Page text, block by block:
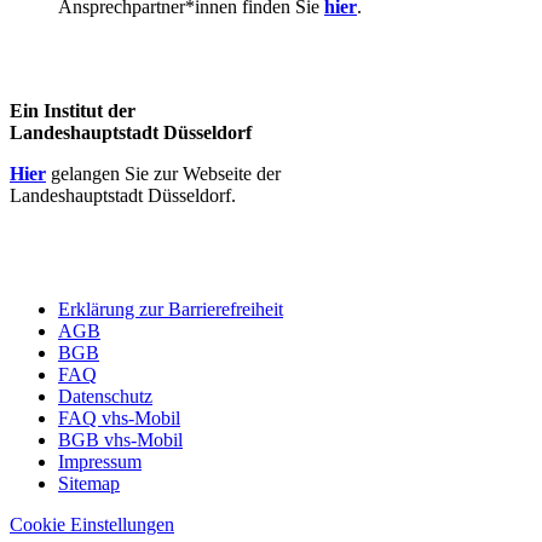
Ansprechpartner*innen finden Sie hier.
Ein Institut der
Landeshauptstadt Düsseldorf
Hier gelangen Sie zur Webseite der
Landeshauptstadt Düsseldorf.
Erklärung zur Barrierefreiheit
AGB
BGB
FAQ
Datenschutz
FAQ vhs-Mobil
BGB vhs-Mobil
Impressum
Sitemap
Cookie Einstellungen